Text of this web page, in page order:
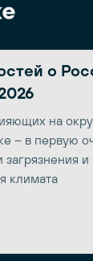
о
на
– в первую
климата